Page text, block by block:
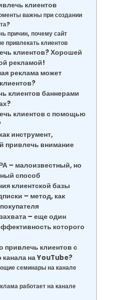
клиентов
важны при создании
причин, почему сайт
привлекать клиентов
клиентов? Хорошей
рекламой!
реклама может
клиентов баннерами
клиентов с помощью
инструмент,
привлечь внимание
– малоизвестный, но
способ
клиентской базы
– метод, как
– еще один
которого
привлечь клиентов с
на YouTube?
семинары на канале
работает на канале